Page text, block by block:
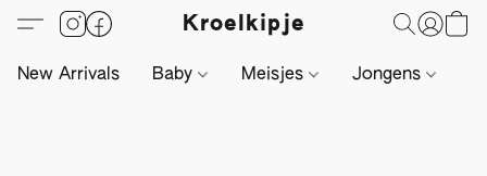
Kroelkipje
New Arrivals Baby Meisjes Jongens